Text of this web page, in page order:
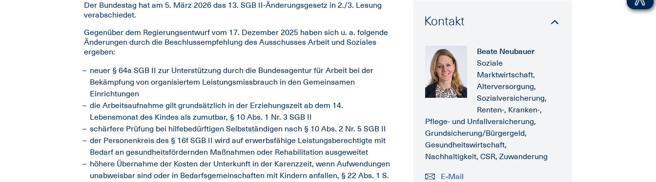
Kontakt
Beate Neubauer
Soziale
Marktwirtschaft,
Alterversorgung,
Sozialversicherung,
Renten-, Kranken-,
Pflege- und Unfallversicherung,
Grundsicherung/Bürgergeld,
Gesundheitswirtschaft,
Nachhaltigkeit, CSR, Zuwanderung
E-Mail
Der Bundestag hat am 5. März 2026 das 13. SGB II-Änderungsgesetz in 2./3. Lesung
verabschiedet.
Gegenüber dem Regierungsentwurf vom 17. Dezember 2025 haben sich u. a. folgende
Änderungen durch die Beschlussempfehlung des Ausschusses Arbeit und Soziales
ergeben:
neuer § 64a SGB II zur Unterstützung durch die Bundesagentur für Arbeit bei der
Bekämpfung von organisiertem Leistungsmissbrauch in den Gemeinsamen
Einrichtungen
die Arbeitsaufnahme gilt grundsätzlich in der Erziehungszeit ab dem 14.
Lebensmonat des Kindes als zumutbar, § 10 Abs. 1 Nr. 3 SGB II
schärfere Prüfung bei hilfebedürftigen Selbstständigen nach § 10 Abs. 2 Nr. 5 SGB II
der Personenkreis des § 16f SGB II wird auf erwerbsfähige Leistungsberechtigte mit
Bedarf an gesundheitsfördernden Maßnahmen oder Rehabilitation ausgeweitet
höhere Übernahme der Kosten der Unterkunft in der Karenzzeit, wenn Aufwendungen
unabweisbar sind oder in Bedarfsgemeinschaften mit Kindern anfallen, § 22 Abs. 1 S.